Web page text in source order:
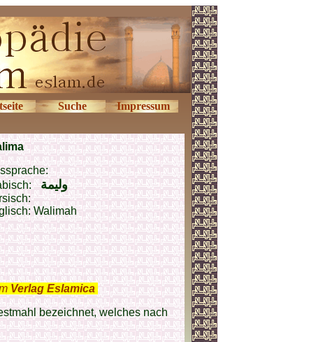
Suche Impressum
وليمة
Walimah
Verlag Eslamica
bezeichnet, welches nach